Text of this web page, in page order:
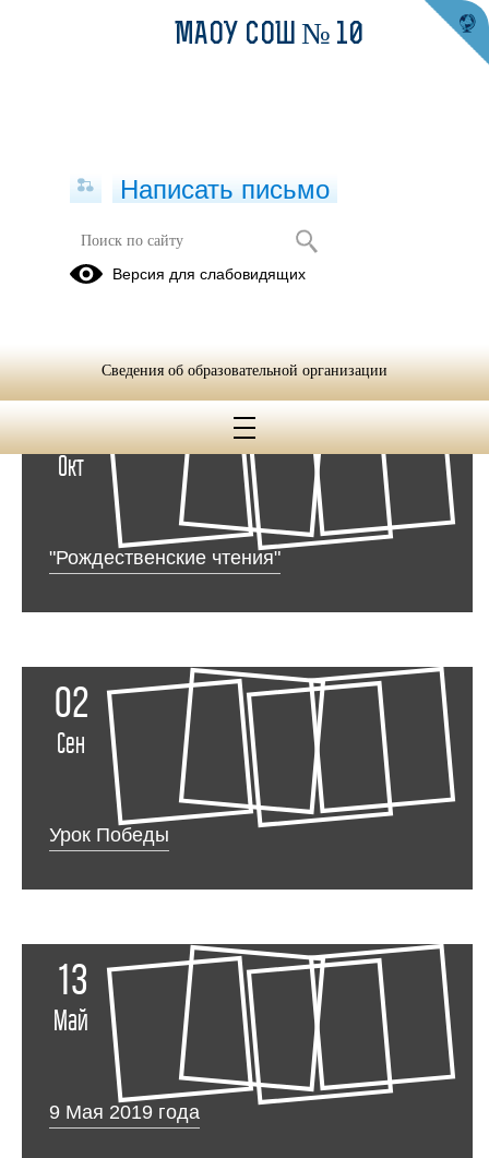
Архив раздела Фотоальбомы
25
Окт
"Рождественские чтения"
02
Сен
Урок Победы
13
Май
9 Мая 2019 года
МАОУ СОШ № 10
Написать письмо
Версия для слабовидящих
Сведения об образовательной организации